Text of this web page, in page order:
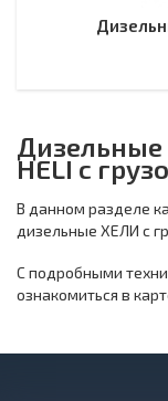
Дизельные
HELI с
В данном разделе
дизельные ХЕЛИ с
С подробными
ознакомиться в